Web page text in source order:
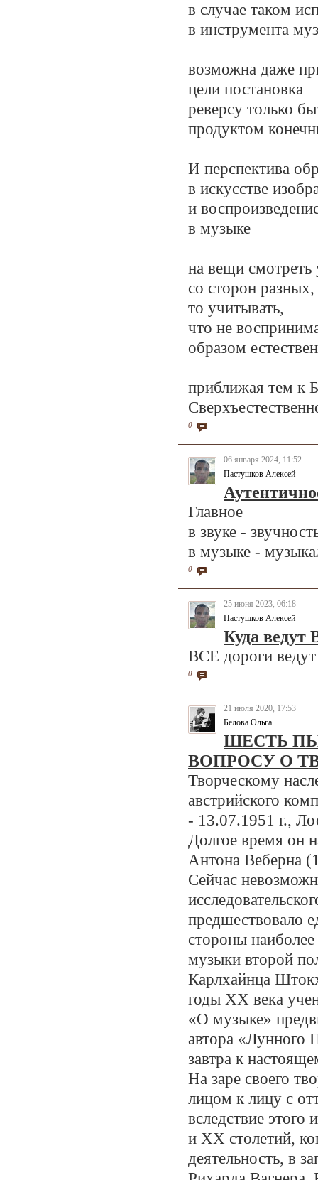
в случае таком
в инструмента
возможна даже
цели постановка
реверсу только
продуктом
И перспектива
в искусстве
и
в музыке
на вещи смотреть
со сторон разных,
то учитывать,
что не
образом
приближая тем к
0
06 января 2024, 11:52
Пастушков Алексей
Главное
в звуке -
в музыке -
0
25 июня 2023, 06:18
Пастушков Алексей
Куда ведут
ВСЕ дороги
0
21 июля 2020, 17:53
Белова Ольга
ШЕСТЬ
ВОПРОСУ О
Творческому
австрийского
- 13.07.1951 г.,
Долгое время он
Антона Веберна
Сейчас
предшествовало
стороны
музыки второй
Карлхайнца
годы XX века
«О музыке»
автора «Лунного
завтра к
На заре своего
лицом к лицу с
вследствие
и XX столетий,
деятельность, в